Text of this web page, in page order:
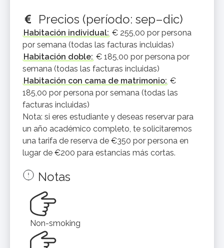
Precios (período: sep–dic)
Habitación individual: € 255,00 por persona
por semana (todas las facturas incluidas)
Habitación doble: € 185,00 por persona por
semana (todas las facturas incluidas)
Habitación con cama de matrimonio: €
185,00 por persona por semana (todas las
facturas incluidas)
Nota: si eres estudiante y deseas reservar para
un año académico completo, te solicitaremos
una tarifa de reserva de €350 por persona en
lugar de €200 para estancias más cortas.
Notas
Non-smoking